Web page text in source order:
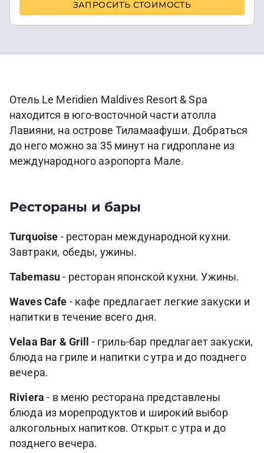
ЗАПРОСИТЬ СТОИМОСТЬ
Отель Le Meridien Maldives Resort & Spa
находится в юго-восточной части атолла
Лавияни, на острове Тиламаафуши. Добраться
до него можно за 35 минут на гидроплане из
международного аэропорта Мале.
Рестораны и бары
Turquoise - ресторан международной кухни.
Завтраки, обеды, ужины.
Tabemasu - ресторан японской кухни. Ужины.
Waves Cafe - кафе предлагает легкие закуски и
напитки в течение всего дня.
Velaa Bar & Grill
- гриль-бар предлагает закуски,
блюда на гриле и напитки с утра и до позднего
вечера.
Riviera - в меню ресторана представлены
блюда из морепродуктов и широкий выбор
алкогольных напитков. Открыт с утра и до
позднего вечера.